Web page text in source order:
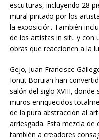
esculturas, incluyendo 28
mural pintado por los
la exposición. También
de los artistas in situ y con
obras que reaccionen a la
Gejo, Juan Francisco
Ionut Boruian han
salón del siglo XVIII, donde
muros enriquecidos
de la pura abstracción al
arriesgada. Esta mezcla de
también a creadores